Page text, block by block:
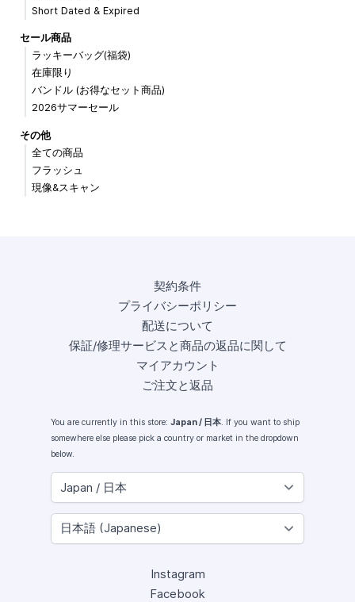
Short Dated & Expired
セール商品
ラッキーバッグ(福袋)
在庫限り
バンドル (お得なセット商品)
2026サマーセール
その他
全ての商品
フラッシュ
現像&スキャン
契約条件
プライバシーポリシー
配送について
保証/修理サービスと商品の返品に関して
マイアカウント
ご注文と返品
You are currently in this store: Japan / 日本. If you want to ship
somewhere else please pick a country or market in the dropdown
below.
Instagram
Facebook